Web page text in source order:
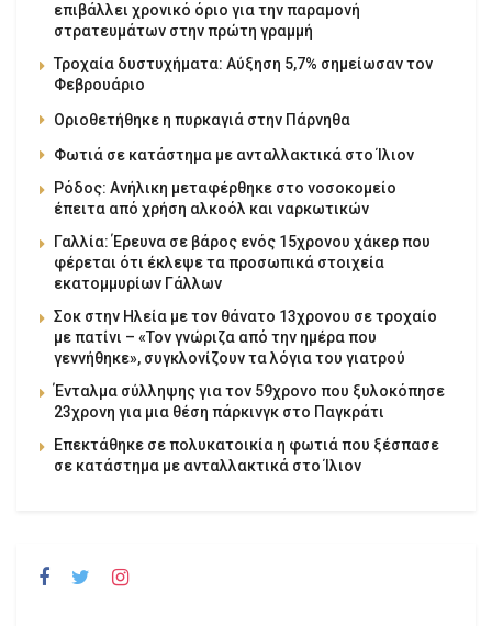
επιβάλλει χρονικό όριο για την παραμονή
στρατευμάτων στην πρώτη γραμμή
Τροχαία δυστυχήματα: Αύξηση 5,7% σημείωσαν τον
Φεβρουάριο
Οριοθετήθηκε η πυρκαγιά στην Πάρνηθα
Φωτιά σε κατάστημα με ανταλλακτικά στο Ίλιον
Ρόδος: Ανήλικη μεταφέρθηκε στο νοσοκομείο
έπειτα από χρήση αλκοόλ και ναρκωτικών
Γαλλία: Έρευνα σε βάρος ενός 15χρονου χάκερ που
φέρεται ότι έκλεψε τα προσωπικά στοιχεία
εκατομμυρίων Γάλλων
Σοκ στην Ηλεία με τον θάνατο 13χρονου σε τροχαίο
με πατίνι – «Τον γνώριζα από την ημέρα που
γεννήθηκε», συγκλονίζουν τα λόγια του γιατρού
Ένταλμα σύλληψης για τον 59χρονο που ξυλοκόπησε
23χρονη για μια θέση πάρκινγκ στο Παγκράτι
Επεκτάθηκε σε πολυκατοικία η φωτιά που ξέσπασε
σε κατάστημα με ανταλλακτικά στο Ίλιον